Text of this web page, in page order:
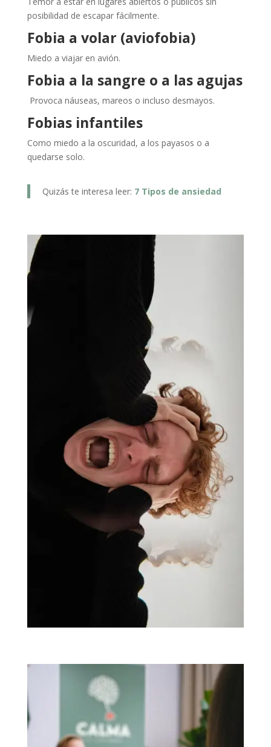
posibilidad de escapar fácilmente.
Fobia a volar (aviofobia)
Miedo a viajar en avión.
Fobia a la sangre o a las agujas
Provoca náuseas, mareos o incluso desmayos.
Fobias infantiles
Como miedo a la oscuridad, a los payasos o a
quedarse solo.
Quizás te interesa leer: 7 Tipos de ansiedad